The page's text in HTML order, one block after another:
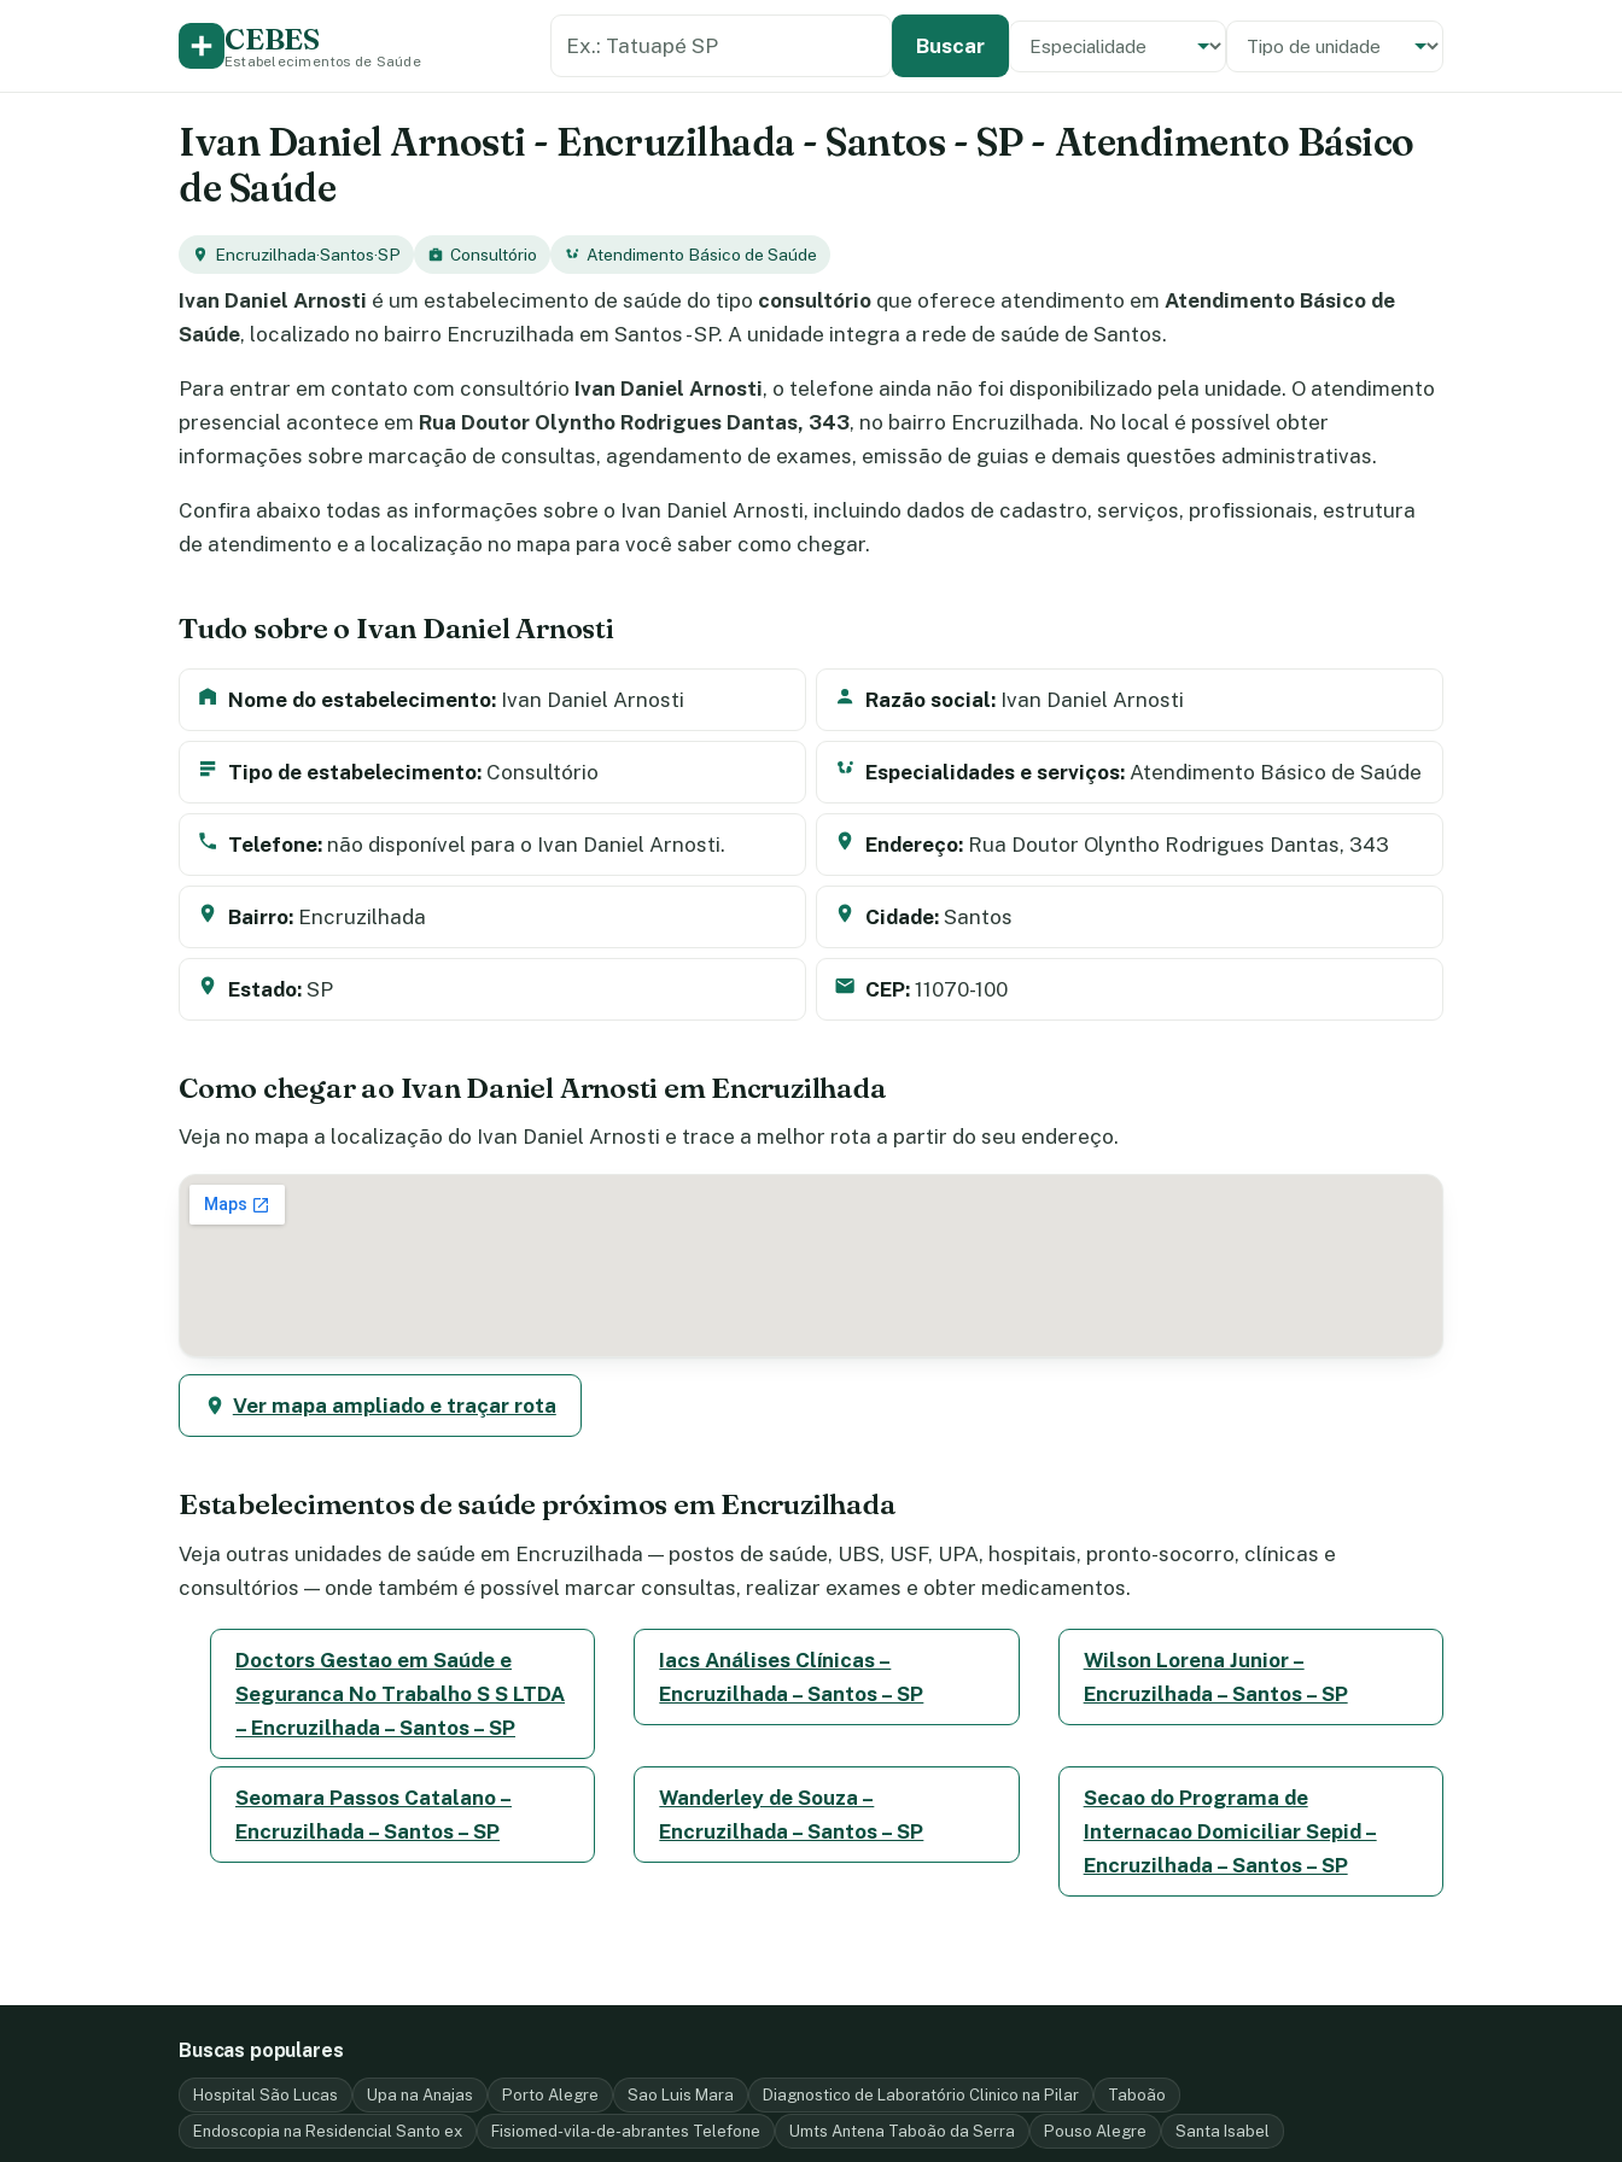
CEBES
Estabelecimentos de Saúde
Buscar Especialidade
Tipo de unidade
Ivan Daniel Arnosti - Encruzilhada - Santos - SP - Atendimento Básico
de Saúde
Encruzilhada·Santos·SP Consultório Atendimento Básico de Saúde
Ivan Daniel Arnosti é um estabelecimento de saúde do tipo consultório que oferece atendimento em Atendimento Básico de
Saúde, localizado no bairro Encruzilhada em Santos - SP. A unidade integra a rede de saúde de Santos.
Para entrar em contato com consultório Ivan Daniel Arnosti, o telefone ainda não foi disponibilizado pela unidade. O atendimento
presencial acontece em Rua Doutor Olyntho Rodrigues Dantas, 343, no bairro Encruzilhada. No local é possível obter
informações sobre marcação de consultas, agendamento de exames, emissão de guias e demais questões administrativas.
Confira abaixo todas as informações sobre o Ivan Daniel Arnosti, incluindo dados de cadastro, serviços, profissionais, estrutura
de atendimento e a localização no mapa para você saber como chegar.
Tudo sobre o Ivan Daniel Arnosti
Nome do estabelecimento: Ivan Daniel Arnosti Razão social: Ivan Daniel Arnosti
Tipo de estabelecimento: Consultório Especialidades e serviços: Atendimento Básico de Saúde
Telefone: não disponível para o Ivan Daniel Arnosti. Endereço: Rua Doutor Olyntho Rodrigues Dantas, 343
Bairro: Encruzilhada Cidade: Santos
Estado: SP CEP: 11070-100
Como chegar ao Ivan Daniel Arnosti em Encruzilhada
Veja no mapa a localização do Ivan Daniel Arnosti e trace a melhor rota a partir do seu endereço.
Ver mapa ampliado e traçar rota
Estabelecimentos de saúde próximos em Encruzilhada
Veja outras unidades de saúde em Encruzilhada — postos de saúde, UBS, USF, UPA, hospitais, pronto-socorro, clínicas e
consultórios — onde também é possível marcar consultas, realizar exames e obter medicamentos.
Doctors Gestao em Saúde e
Seguranca No Trabalho S S LTDA
– Encruzilhada – Santos – SP
Iacs Análises Clínicas –
Encruzilhada – Santos – SP
Wilson Lorena Junior –
Encruzilhada – Santos – SP
Seomara Passos Catalano –
Encruzilhada – Santos – SP
Wanderley de Souza –
Encruzilhada – Santos – SP
Secao do Programa de
Internacao Domiciliar Sepid –
Encruzilhada – Santos – SP
Buscas populares
Hospital São Lucas Upa na Anajas Porto Alegre Sao Luis Mara Diagnostico de Laboratório Clinico na Pilar
Taboão
Endoscopia na Residencial Santo ex
Fisiomed-vila-de-abrantes Telefone Umts Antena Taboão da Serra Pouso Alegre Santa Isabel